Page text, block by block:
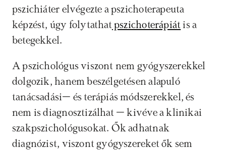
pszichiáter elvégezte a pszichoterapeuta
képzést, úgy folytathat pszichoterápiát is a
betegekkel.
A pszichológus viszont nem gyógyszerekkel
dolgozik, hanem beszélgetésen alapuló
tanácsadási– és terápiás módszerekkel, és
nem is diagnosztizálhat – kivéve a klinikai
szakpszichológusokat. Ők adhatnak
diagnózist, viszont gyógyszereket ők sem